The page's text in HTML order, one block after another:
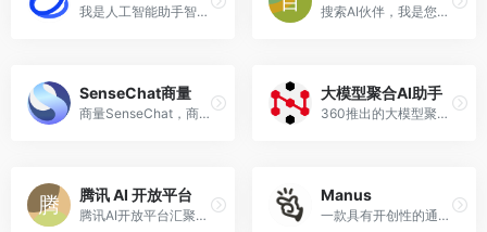
我是人工智能助手智谱清言（ChatGLM），是基于智谱 AI 公司于 2023 年训练的语言模型 GLM-4 开发的。我的任务是针对用户的问题和要求提供适当的答复和支持。 搜索AI伙伴，我是您的搜索AI伙伴，一款由百度公司研发的先进AI对话产品chat模型
SenseChat商量
商量SenseChat，商汤科技推出的类ChatGPT的人工智能大语言模型。作为商汤科技 AGI 通用人工智能全家桶成员，能使用自然的语言和人交流、 互动，致力于让 AI 技术普惠大众，成为人们生活、工作的好帮手。
大模型聚合AI助手
360推出的大模型聚合平台
腾讯 AI 开放平台
腾讯AI开放平台汇聚顶尖技术，专业人才和行业资源，依托腾讯AI Lab、腾讯云、优图实验室及合作伙伴强大的AI技术能力，升级锻造创业项目。通过腾讯品牌、创投和流量广告等资源，为AI技术及产品找到更多的应用场景，实现产品从打造到引爆的全过程。
Manus
一款具有开创性的通用型AIAgent,能够独立思考,规划和执行复杂任务